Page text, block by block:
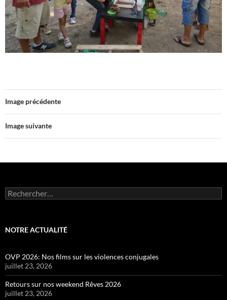
Image précédente
Image suivante
Rechercher :
NOTRE ACTUALITÉ
OVP 2026: Nos films sur les violences conjugales
juillet 23, 2026
Retours sur nos weekend Rêves 2026
juillet 23, 2026